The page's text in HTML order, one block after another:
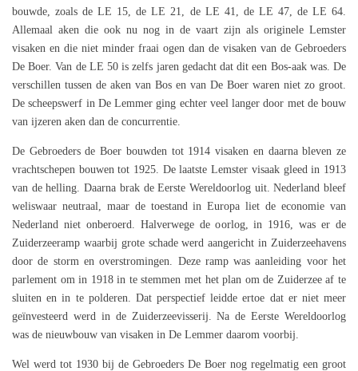
bouwde, zoals de LE 15, de LE 21, de LE 41, de LE 47, de LE 64.
Allemaal aken die ook nu nog in de vaart zijn als originele Lemster
visaken en die niet minder fraai ogen dan de visaken van de Gebroeders
De Boer. Van de LE 50 is zelfs jaren gedacht dat dit een Bos-aak was. De
verschillen tussen de aken van Bos en van De Boer waren niet zo groot.
De scheepswerf in De Lemmer ging echter veel langer door met de bouw
van ijzeren aken dan de concurrentie.
De Gebroeders de Boer bouwden tot 1914 visaken en daarna bleven ze
vrachtschepen bouwen tot 1925. De laatste Lemster visaak gleed in 1913
van de helling. Daarna brak de Eerste Wereldoorlog uit. Nederland bleef
weliswaar neutraal, maar de toestand in Europa liet de economie van
Nederland niet onberoerd. Halverwege de oorlog, in 1916, was er de
Zuiderzeeramp waarbij grote schade werd aangericht in Zuiderzeehavens
door de storm en overstromingen. Deze ramp was aanleiding voor het
parlement om in 1918 in te stemmen met het plan om de Zuiderzee af te
sluiten en in te polderen. Dat perspectief leidde ertoe dat er niet meer
geïnvesteerd werd in de Zuiderzeevisserij. Na de Eerste Wereldoorlog
was de nieuwbouw van visaken in De Lemmer daarom voorbij.
Wel werd tot 1930 bij de Gebroeders De Boer nog regelmatig een groot